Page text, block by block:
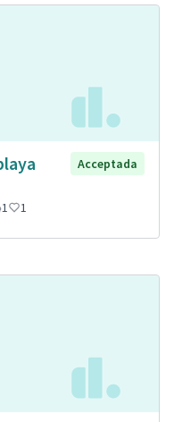
Acceptada
1 1